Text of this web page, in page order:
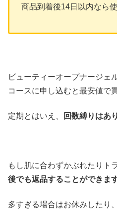
商品到着後14日以内なら
ビューティーオープナージェ
コースに申し込むと最安値で
定期とはいえ、 回数縛りはあ
もし肌に合わずかぶれたりト
後でも返品することができま
多すぎる場合はお休みしたり